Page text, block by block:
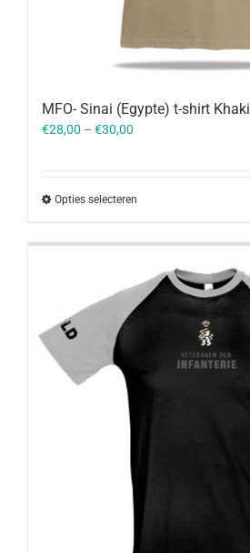
MFO- Sinai (Egypte) t-shirt Khaki
€28,00 – €30,00
Opties selecteren